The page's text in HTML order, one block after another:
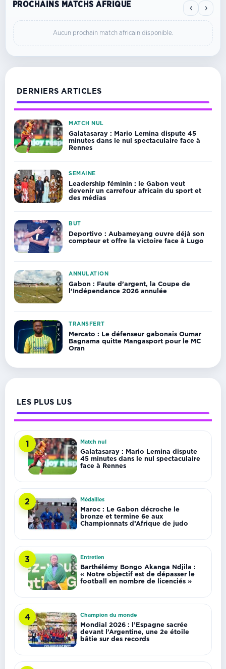
PROCHAINS MATCHS AFRIQUE ‹ ›
Aucun prochain match africain disponible.
DERNIERS ARTICLES
MATCH NUL
Galatasaray : Mario Lemina dispute 45
minutes dans le nul spectaculaire face à
Rennes
SEMAINE
Leadership féminin : le Gabon veut
devenir un carrefour africain du sport et
des médias
BUT
Deportivo : Aubameyang ouvre déjà son
compteur et offre la victoire face à Lugo
ANNULATION
Gabon : Faute d’argent, la Coupe de
l’Indépendance 2026 annulée
TRANSFERT
Mercato : Le défenseur gabonais Oumar
Bagnama quitte Mangasport pour le MC
Oran
LES PLUS LUS
1 Match nul
Galatasaray : Mario Lemina dispute
45 minutes dans le nul spectaculaire
face à Rennes
2 Médailles
Maroc : Le Gabon décroche le
bronze et termine 6e aux
Championnats d’Afrique de judo
3 Entretien
Barthélémy Bongo Akanga Ndjila :
« Notre objectif est de dépasser le
football en nombre de licenciés »
4 Champion du monde
Mondial 2026 : l’Espagne sacrée
devant l’Argentine, une 2e étoile
bâtie sur des records